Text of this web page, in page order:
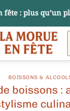
fête : plus qu’un
BOISSONS &
boissons :